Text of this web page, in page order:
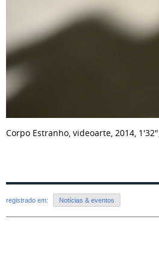
Corpo Estranho, videoarte, 2014,
registrado em: Notícias & eventos